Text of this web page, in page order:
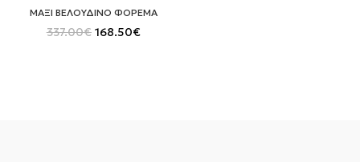
ΜΑΞΙ ΒΕΛΟΥΔΙΝΟ ΦΟΡΕΜΑ
337.00€ Original
price
168.50€Η
τρέχουσα